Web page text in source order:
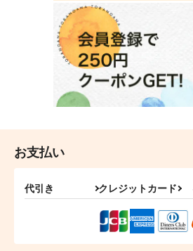
お支払い
代引き クレジットカード